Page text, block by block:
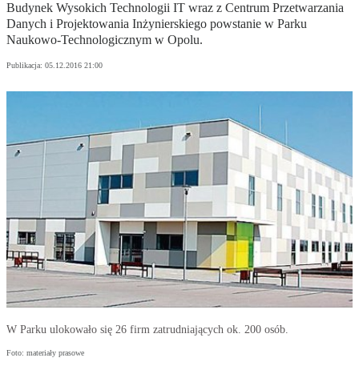
Budynek Wysokich Technologii IT wraz z Centrum Przetwarzania
Danych i Projektowania Inżynierskiego powstanie w Parku
Naukowo-Technologicznym w Opolu.
Publikacja: 05.12.2016 21:00
W Parku ulokowało się 26 firm zatrudniających ok. 200 osób.
Foto: materiały prasowe